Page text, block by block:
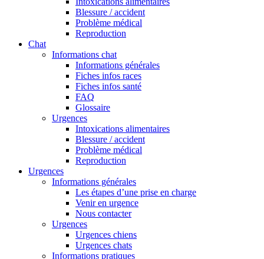
Blessure / accident
Problème médical
Reproduction
Chat
Informations chat
Informations générales
Fiches infos races
Fiches infos santé
FAQ
Glossaire
Urgences
Intoxications alimentaires
Blessure / accident
Problème médical
Reproduction
Urgences
Informations générales
Les étapes d’une prise en charge
Venir en urgence
Nous contacter
Urgences
Urgences chiens
Urgences chats
Informations pratiques